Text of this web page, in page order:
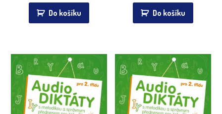
Do košíku Do košíku